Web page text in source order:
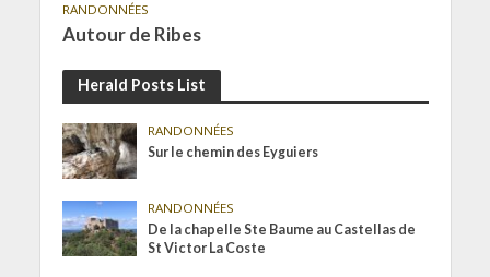
RANDONNÉES
Autour de Ribes
Herald Posts List
RANDONNÉES
Sur le chemin des Eyguiers
RANDONNÉES
De la chapelle Ste Baume au Castellas de
St Victor La Coste